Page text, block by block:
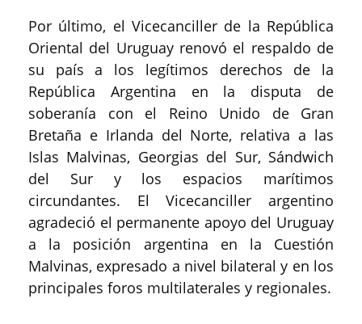
Por último, el Vicecanciller de la República
Oriental del Uruguay renovó el respaldo de
su país a los legítimos derechos de la
República Argentina en la disputa de
soberanía con el Reino Unido de Gran
Bretaña e Irlanda del Norte, relativa a las
Islas Malvinas, Georgias del Sur, Sándwich
del Sur y los espacios marítimos
circundantes. El Vicecanciller argentino
agradeció el permanente apoyo del Uruguay
a la posición argentina en la Cuestión
Malvinas, expresado a nivel bilateral y en los
principales foros multilaterales y regionales.